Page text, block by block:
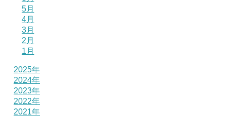
5月
4月
3月
2月
1月
2025年
2024年
2023年
2022年
2021年